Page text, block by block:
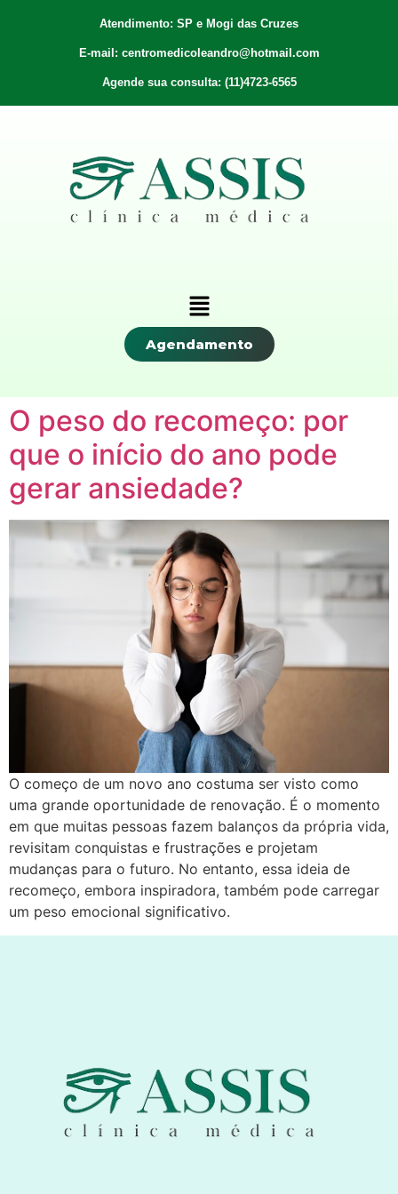
Atendimento: SP e Mogi das Cruzes
E-mail: centromedicoleandro@hotmail.com
Agende sua consulta: (11)4723-6565
Agendamento
O peso do recomeço: por
que o início do ano pode
gerar ansiedade?
O começo de um novo ano costuma ser visto como
uma grande oportunidade de renovação. É o momento
em que muitas pessoas fazem balanços da própria vida,
revisitam conquistas e frustrações e projetam
mudanças para o futuro. No entanto, essa ideia de
recomeço, embora inspiradora, também pode carregar
um peso emocional significativo.